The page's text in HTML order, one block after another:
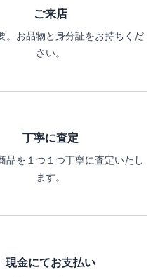
ご来店
。お品物と身分証をお持ちくだ
さい。
丁寧に査定
品を１つ１つ丁寧に査定いたし
ます。
現金にてお支払い